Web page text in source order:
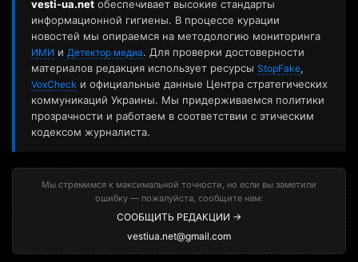
vesti-ua.net обеспечивает высокие стандарты
информационной гигиены. В процессе курации
новостей мы опираемся на методологию мониторинга
ИМИ и Детектор медиа. Для проверки достоверности
материалов редакция использует ресурсы StopFake,
VoxCheck и официальные данные Центра стратегических
коммуникаций Украины. Мы придерживаемся политики
прозрачности и работаем в соответствии с этическим
кодексом журналиста.
Мы стремимся к максимальной точности, но если вы заметили
ошибку — пожалуйста, сообщите нам:
СООБЩИТЬ РЕДАКЦИИ →
vestiua.net@gmail.com